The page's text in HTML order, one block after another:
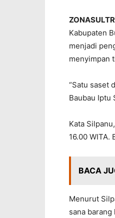
Kabupaten
menjadi
menyimpan
“Satu saset
Baubau Iptu
Kata
16.00
BACA
Menurut
sana